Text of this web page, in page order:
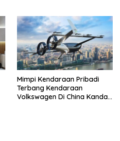
Mimpi Kendaraan Pribadi
Terbang Kendaraan
Volkswagen Di China Kandas